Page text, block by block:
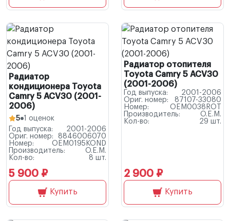
Радиатор
кондиционера Toyota
Camry 5 ACV30 (2001-
2006)
5 1 оценок
Год выпуска:
2001-2006
Ориг. номер:
8846006070
Номер:
OEM0195KOND
Производитель:
O.E.M.
Кол-во:
8 шт.
5 900 ₽
Купить
Радиатор отопителя
Toyota Camry 5 ACV30
(2001-2006)
Год выпуска:
2001-2006
Ориг. номер:
87107-33080
Номер:
OEM0038ROT
Производитель:
O.E.M.
Кол-во:
29 шт.
2 900 ₽
Купить